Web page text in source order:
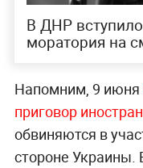
В ДНР
моратория на
Напомним, 9 июня
приговор
обвиняются в
стороне